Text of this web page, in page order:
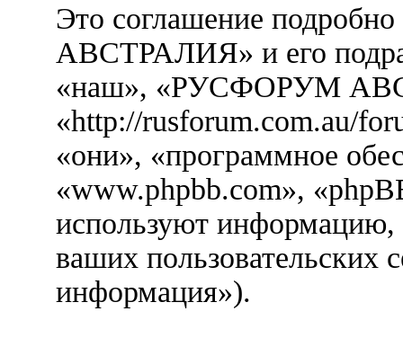
Это соглашение
АВСТРАЛИЯ» и его
«наш», «РУСФОРУМ
«http://rusforum.com.au/
«они», «программное
«www.phpbb.com»,
используют
ваших пользовательских
информация»).